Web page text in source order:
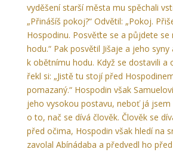
vyděšení starší města mu spěchali
„Přinášíš pokoj?“ Odvětil: „Pokoj.
Hospodinu. Posvěťte se a půjdete
hodu.“ Pak posvětil Jišaje a jeho syny
k obětnímu hodu. Když se dostavili a
řekl si: „Jistě tu stojí před
pomazaný.“ Hospodin však
jeho vysokou postavu, neboť já
o to, nač se dívá člověk. Člověk se
před očima, Hospodin však hledí na
zavolal Abínádaba a předvedl ho